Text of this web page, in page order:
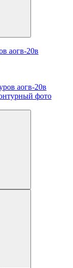
аогв-20в